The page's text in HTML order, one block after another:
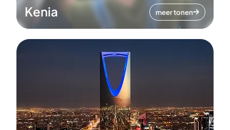
Kenia meer tonen